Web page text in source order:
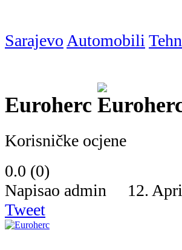
Sarajevo Automobili
Euroherc
Korisničke ocjene
0.0 (0)
Napisao admin 12.
Tweet